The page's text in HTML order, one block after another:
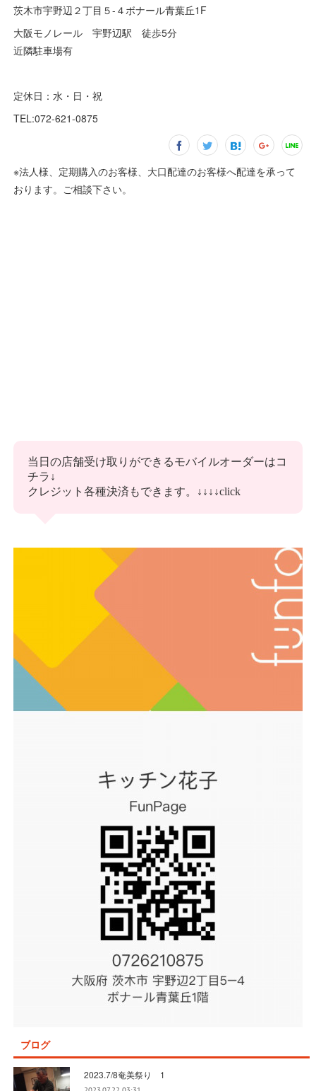
茨木市宇野辺２丁目５-４ボナール青葉丘1F
大阪モノレール 宇野辺駅 徒歩5分
近隣駐車場有
定休日：水・日・祝
TEL:072-621-0875
※法人様、定期購入のお客様、大口配達のお客様へ配達を承って
おります。ご相談下さい。
ブログ
2023.7/8奄美祭り 1